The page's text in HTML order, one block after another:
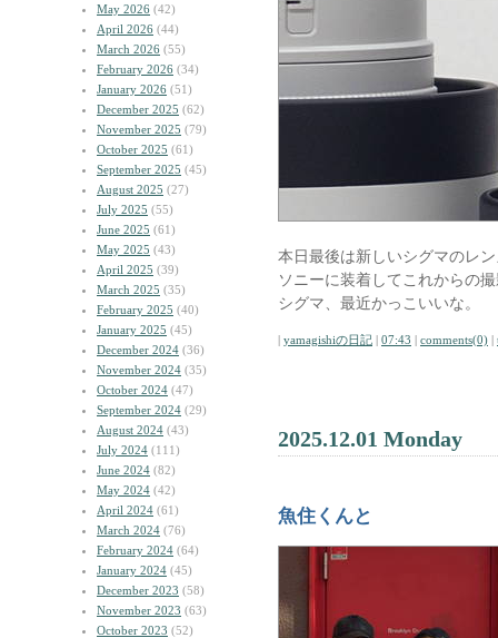
May 2026 (42)
April 2026 (44)
March 2026 (55)
February 2026 (34)
January 2026 (51)
December 2025 (62)
November 2025 (79)
October 2025 (61)
September 2025 (45)
August 2025 (27)
July 2025 (55)
June 2025 (61)
May 2025 (43)
April 2025 (39)
March 2025 (35)
February 2025 (40)
January 2025 (45)
December 2024 (36)
November 2024 (35)
October 2024 (47)
September 2024 (29)
August 2024 (43)
July 2024 (111)
June 2024 (82)
May 2024 (42)
April 2024 (61)
March 2024 (76)
February 2024 (64)
January 2024 (45)
December 2023 (58)
November 2023 (63)
October 2023 (52)
本日最後は新しいシグマのレ
ソニーに装着してこれからの
シグマ、最近かっこいいな。
| yamagishiの日記 | 07:43 | comments(0) |
2025.12.01 Monday
魚住くんと